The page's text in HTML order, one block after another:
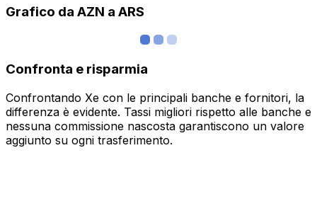
Grafico da AZN a ARS
Confronta e risparmia
Confrontando Xe con le principali banche e fornitori, la
differenza è evidente. Tassi migliori rispetto alle banche e
nessuna commissione nascosta garantiscono un valore
aggiunto su ogni trasferimento.